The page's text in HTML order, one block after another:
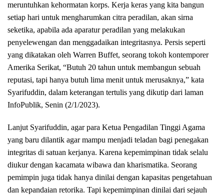
meruntuhkan kehormatan korps. Kerja keras yang kita bangun
setiap hari untuk mengharumkan citra peradilan, akan sirna
seketika, apabila ada aparatur peradilan yang melakukan
penyelewengan dan menggadaikan integritasnya. Persis seperti
yang dikatakan oleh Warren Buffet, seorang tokoh kontemporer
Amerika Serikat, “Butuh 20 tahun untuk membangun sebuah
reputasi, tapi hanya butuh lima menit untuk merusaknya,” kata
Syarifuddin, dalam keterangan tertulis yang dikutip dari laman
InfoPublik, Senin (2/1/2023).
Lanjut Syarifuddin, agar para Ketua Pengadilan Tinggi Agama
yang baru dilantik agar mampu menjadi teladan bagi penegakan
integritas di satuan kerjanya. Karena kepemimpinan tidak selalu
diukur dengan kacamata wibawa dan kharismatika. Seorang
pemimpin juga tidak hanya dinilai dengan kapasitas pengetahuan
dan kepandaian retorika. Tapi kepemimpinan dinilai dari sejauh